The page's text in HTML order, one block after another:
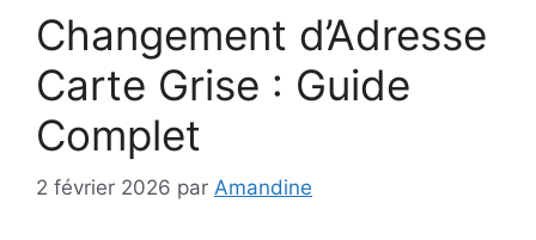
Changement d’Adresse
Carte Grise : Guide
Complet
2 février 2026 par Amandine